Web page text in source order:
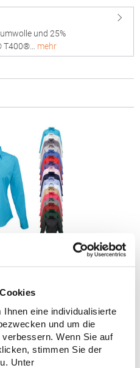
eine individualisierte
und um die
Wenn Sie auf
stimmen Sie der
Unter
und 25%
T400®… mehr
65% Polyester /
Herst.-Nr.:
Ltd President Kennedylaan
Niederlande E-Mail:
ab 17,69 € *
*